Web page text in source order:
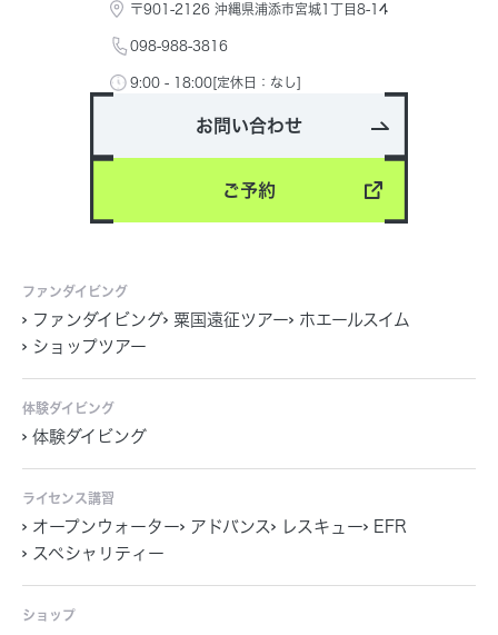
〒901-2126 沖縄県浦添市宮城1丁目8-14
098-988-3816
9:00 - 18:00[定休日：なし]
お問い合わせ
ご予約
ファンダイビング
ファンダイビング 粟国遠征ツアー
ホエールスイム
ショップツアー
体験ダイビング
体験ダイビング
ライセンス講習
オープンウォーター アドバンス レスキュー
EFR
スペシャリティー
ショップ